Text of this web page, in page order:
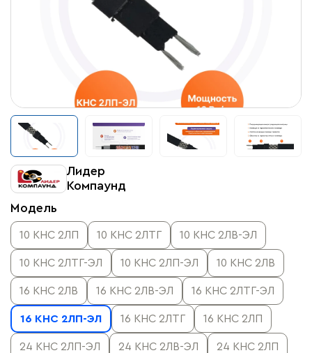
Лидер
Компаунд
Модель
10 КНС 2ЛП 10 КНС 2ЛТГ 10 КНС 2ЛВ-ЭЛ
10 КНС 2ЛТГ-ЭЛ 10 КНС 2ЛП-ЭЛ 10 КНС 2ЛВ
16 КНС 2ЛВ 16 КНС 2ЛВ-ЭЛ 16 КНС 2ЛТГ-ЭЛ
16 КНС 2ЛП-ЭЛ 16 КНС 2ЛТГ 16 КНС 2ЛП
24 КНС 2ЛП-ЭЛ 24 КНС 2ЛВ-ЭЛ 24 КНС 2ЛП